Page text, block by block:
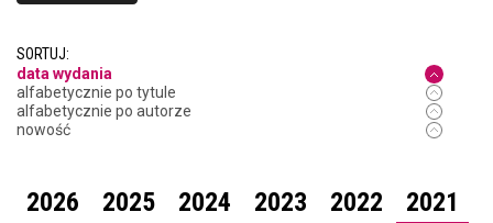
SORTUJ:
data wydania
alfabetycznie po tytule
alfabetycznie po autorze
nowość
2026 2025 2024 2023 2022
2021